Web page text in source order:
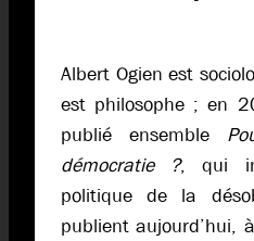
Albert Ogien est
est philosophe ; en
publié ensemble
démocratie ?, qui
politique de la
publient aujourd’hui,